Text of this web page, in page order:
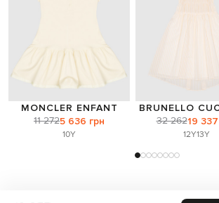
MONCLER ENFANT
11 2725 636 грн
10Y
BRUNELLO
32 26219
12Y13Y